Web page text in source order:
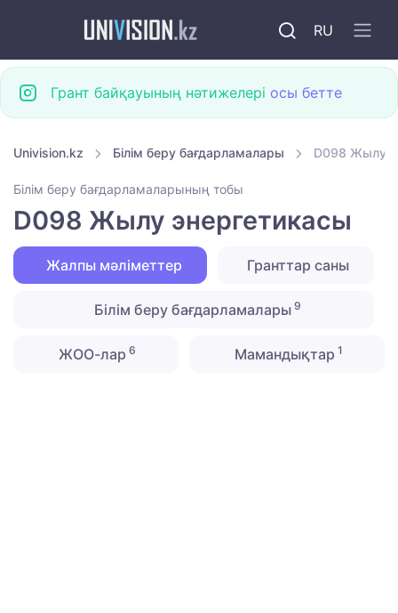
RU
Грант байқауының нәтижелері осы бетте
Univision.kz Білім беру бағдарламалары D098 Жылу
Білім беру бағдарламаларының тобы
D098 Жылу энергетикасы
Жалпы мәліметтер Гранттар саны
Білім беру бағдарламалары9
ЖОО-лар 6 Мамандықтар 1